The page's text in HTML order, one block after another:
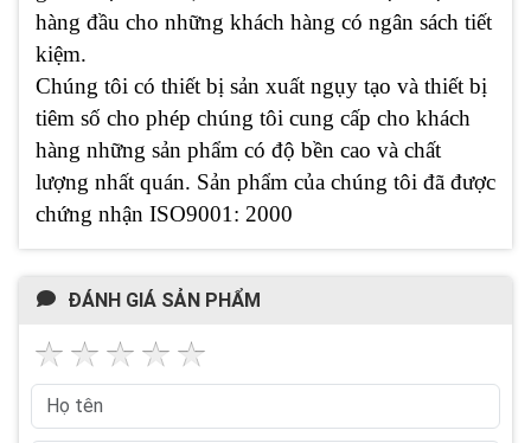
hàng đầu cho những khách hàng có ngân sách tiết
kiệm.
Chúng tôi có thiết bị sản xuất ngụy tạo và thiết bị
tiêm số cho phép chúng tôi cung cấp cho khách
hàng những sản phẩm có độ bền cao và chất
lượng nhất quán. Sản phẩm của chúng tôi đã được
chứng nhận ISO9001: 2000
ĐÁNH GIÁ SẢN PHẨM